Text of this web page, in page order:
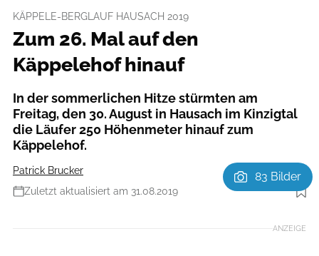
KÄPPELE-BERGLAUF HAUSACH 2019
Zum 26. Mal auf den
Käppelehof hinauf
In der sommerlichen Hitze stürmten am
Freitag, den 30. August in Hausach im Kinzigtal
die Läufer 250 Höhenmeter hinauf zum
Käppelehof.
Patrick Brucker
Zuletzt aktualisiert am 31.08.2019
Foto: privat
83 Bilder
ANZEIGE